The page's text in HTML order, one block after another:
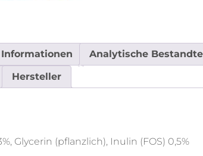
Analytische
Hersteller
Glycerin (pflanzlich), Inulin (FOS) 0,5%